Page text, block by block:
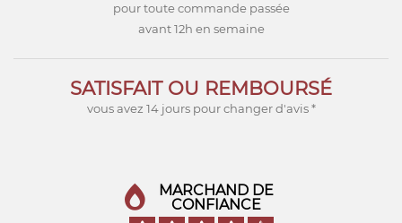
pour toute commande passée
avant 12h en semaine
SATISFAIT OU REMBOURSÉ
vous avez 14 jours pour changer d'avis *
MARCHAND DE
CONFIANCE